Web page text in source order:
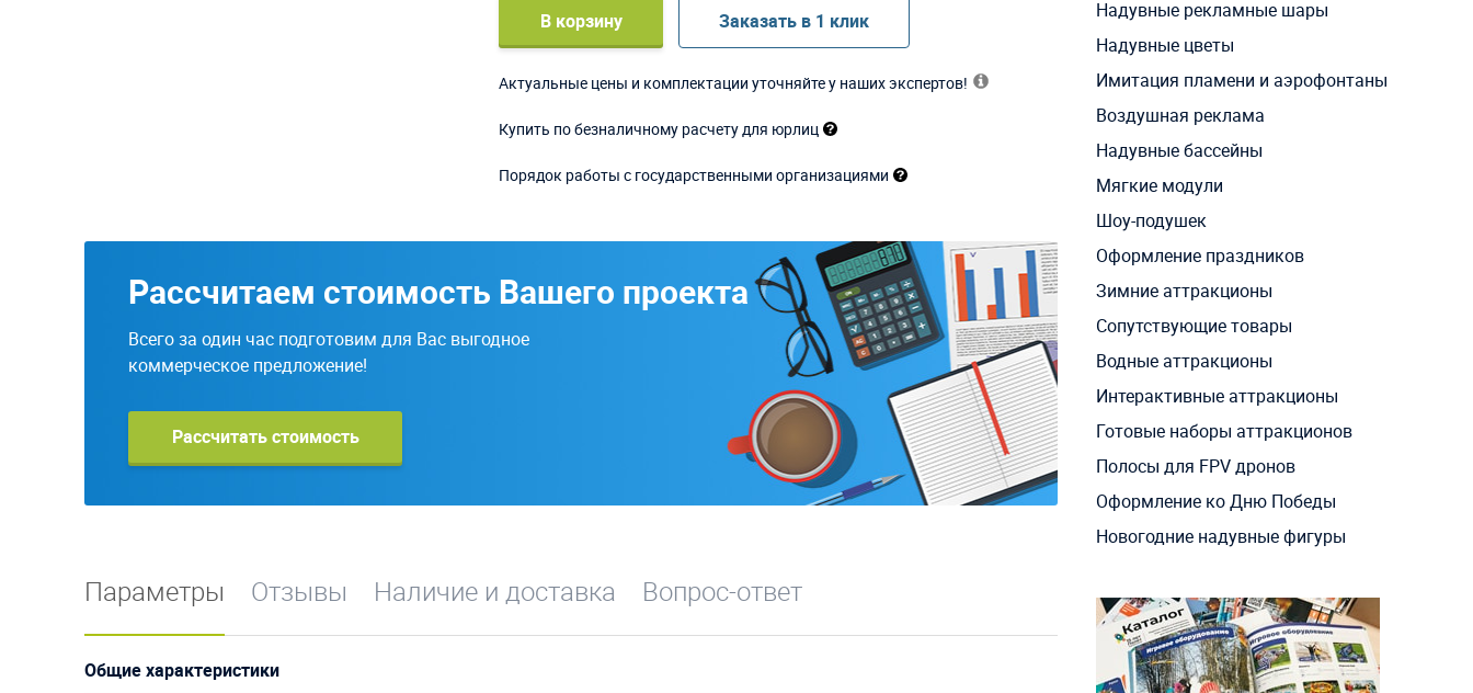
В корзину Заказать в 1 клик
Актуальные цены и комплектации уточняйте у наших экспертов!
Купить по безналичному расчету для юрлиц
Порядок работы с государственными организациями
Рассчитаем стоимость Вашего проекта
Всего за один час подготовим для Вас выгодное
коммерческое предложение!
Рассчитать стоимость
Параметры Отзывы Наличие и доставка Вопрос-ответ
Общие характеристики
Надувные рекламные шары
Надувные цветы
Имитация пламени и аэрофонтаны
Воздушная реклама
Надувные бассейны
Мягкие модули
Шоу-подушек
Оформление праздников
Зимние аттракционы
Сопутствующие товары
Водные аттракционы
Интерактивные аттракционы
Готовые наборы аттракционов
Полосы для FPV дронов
Оформление ко Дню Победы
Новогодние надувные фигуры